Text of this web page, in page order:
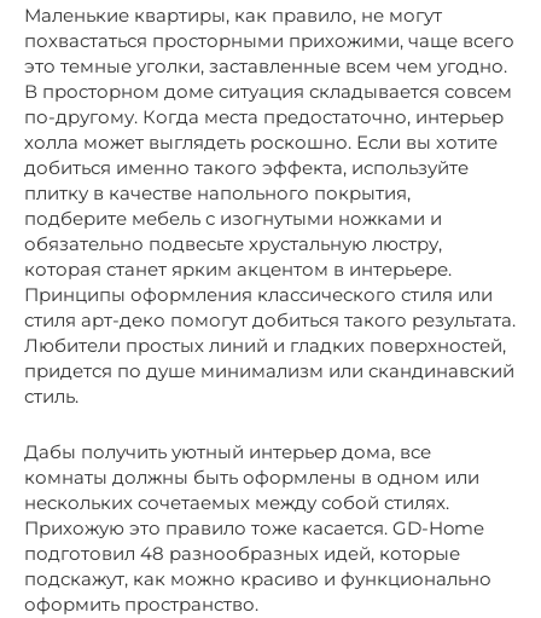
Маленькие квартиры, как правило, не могут
похвастаться просторными прихожими, чаще всего
это темные уголки, заставленные всем чем угодно.
В просторном доме ситуация складывается совсем
по-другому. Когда места предостаточно, интерьер
холла может выглядеть роскошно. Если вы хотите
добиться именно такого эффекта, используйте
плитку в качестве напольного покрытия,
подберите мебель с изогнутыми ножками и
обязательно подвесьте хрустальную люстру,
которая станет ярким акцентом в интерьере.
Принципы оформления классического стиля или
стиля арт-деко помогут добиться такого результата.
Любители простых линий и гладких поверхностей,
придется по душе минимализм или скандинавский
стиль.
Дабы получить уютный интерьер дома, все
комнаты должны быть оформлены в одном или
нескольких сочетаемых между собой стилях.
Прихожую это правило тоже касается. GD-Home
подготовил 48 разнообразных идей, которые
подскажут, как можно красиво и функционально
оформить пространство.